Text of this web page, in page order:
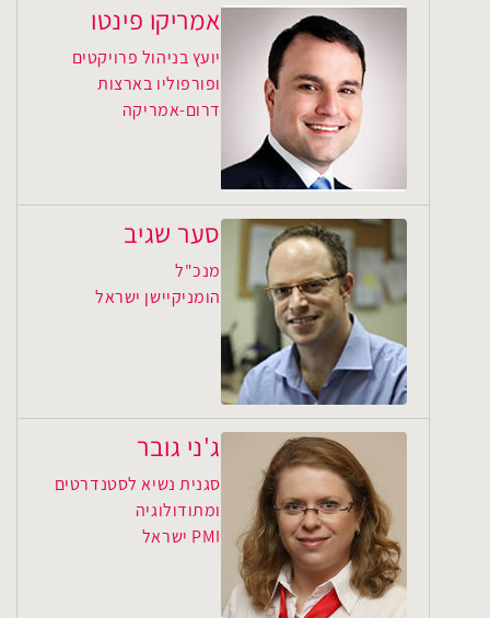
אמריקו פינטו
יועץ בניהול פרויקטים
ופורפוליו בארצות
דרום-אמריקה
סער שגיב
מנכ"ל
הומניקיישן ישראל
ג'ני גובר
סגנית נשיא לסטנדרטים
ומתודולוגיה
PMI ישראל